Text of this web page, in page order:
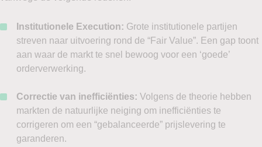
Institutionele Execution: Grote institutionele partijen
streven naar uitvoering rond de “Fair Value”. Een gap toont
aan waar de markt te snel bewoog voor een ‘goede’
orderverwerking.
Correctie van inefficiënties: Volgens de theorie hebben
markten de natuurlijke neiging om inefficiënties te
corrigeren om een “gebalanceerde” prijslevering te
garanderen.